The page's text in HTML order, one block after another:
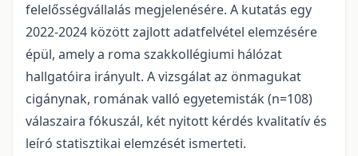
felelősségvállalás megjelenésére. A kutatás egy
2022-2024 között zajlott adatfelvétel elemzésére
épül, amely a roma szakkollégiumi hálózat
hallgatóira irányult. A vizsgálat az önmagukat
cigánynak, romának valló egyetemisták (n=108)
válaszaira fókuszál, két nyitott kérdés kvalitatív és
leíró statisztikai elemzését ismerteti.